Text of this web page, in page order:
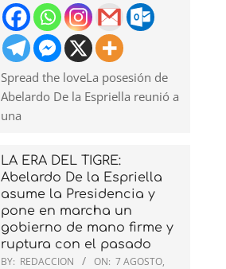
Spread the loveLa posesión de
Abelardo De la Espriella reunió a
una
LA ERA DEL TIGRE:
Abelardo De la Espriella
asume la Presidencia y
pone en marcha un
gobierno de mano firme y
ruptura con el pasado
BY: REDACCION ON: 7 AGOSTO,